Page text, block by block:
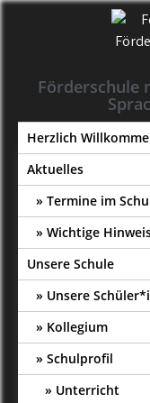
Skip
Förderschule
Herzlich
Aktuelles
Termine im
Wichtige
Unsere Schule
Unsere
Kollegium
Schulprofil
Unterricht